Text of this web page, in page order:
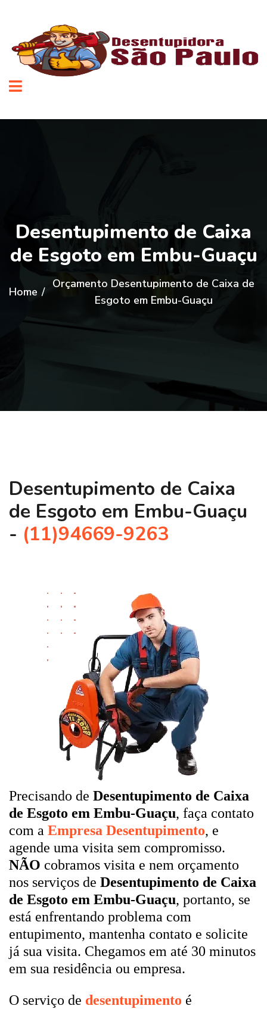
Desentupimento de Caixa
de Esgoto em Embu-Guaçu
Home /
Orçamento Desentupimento de Caixa de
Esgoto em Embu-Guaçu
Desentupimento de Caixa
de Esgoto em Embu-Guaçu
- (11)94669-9263
Precisando de Desentupimento de Caixa
de Esgoto em Embu-Guaçu, faça contato
com a Empresa Desentupimento, e
agende uma visita sem compromisso.
NÃO cobramos visita e nem orçamento
nos serviços de Desentupimento de Caixa
de Esgoto em Embu-Guaçu, portanto, se
está enfrentando problema com
entupimento, mantenha contato e solicite
já sua visita. Chegamos em até 30 minutos
em sua residência ou empresa.
O serviço de desentupimento é